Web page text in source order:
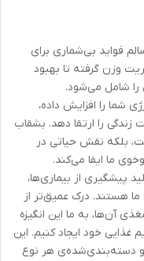
فواید بی‌شماری برای
وزن گرفته تا بهبود
را شامل می‌شود.
شما را افزایش داده،
را ارتقا دهد. بشقاب
بلکه نقش حیاتی در
ما ایفا می‌کند.
پیشگیری از بیماری‌ها،
هستند. درک عمیق‌تر از
آن‌ها، به ما این انگیزه
غذایی خود ایجاد کنیم. این
و دسته‌بندی‌شده‌ی هر نوع